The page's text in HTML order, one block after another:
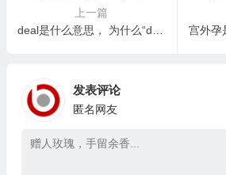
上一篇
发表评论
匿名网友